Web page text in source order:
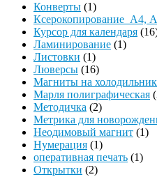
Конверты (1)
Ксерокопирование А4,
Курсор для календаря
Ламинирование (1)
Листовки (1)
Люверсы (16)
Магниты на холодильник
Марля полиграфическая
Методичка (2)
Метрика для
Неодимовый магнит (1)
Нумерация (1)
оперативная печать (1)
Открытки (2)